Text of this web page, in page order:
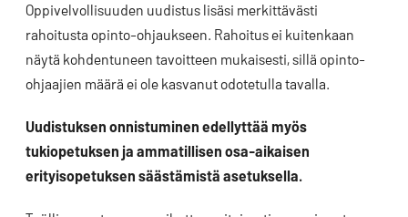
Oppivelvollisuuden uudistus lisäsi merkittävästi
rahoitusta opinto-ohjaukseen. Rahoitus ei kuitenkaan
näytä kohdentuneen tavoitteen mukaisesti, sillä opinto-
ohjaajien määrä ei ole kasvanut odotetulla tavalla.
Uudistuksen onnistuminen​ edellyttää myös
tukiopetuksen ja ammatillisen osa-aikaisen
erityisopetuksen säästämistä asetuksella.